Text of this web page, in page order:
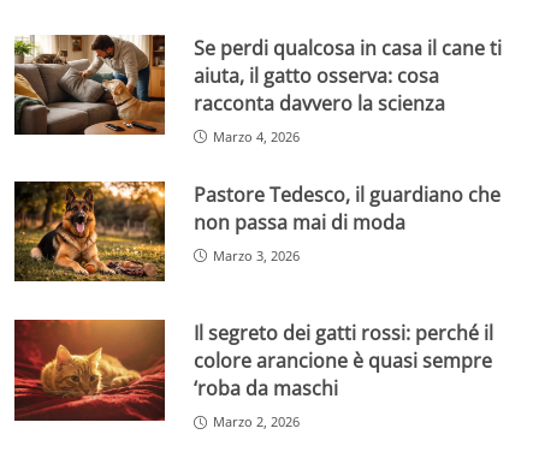
Se perdi qualcosa in casa il cane ti
aiuta, il gatto osserva: cosa
racconta davvero la scienza
Marzo 4, 2026
Pastore Tedesco, il guardiano che
non passa mai di moda
Marzo 3, 2026
Il segreto dei gatti rossi: perché il
colore arancione è quasi sempre
‘roba da maschi
Marzo 2, 2026